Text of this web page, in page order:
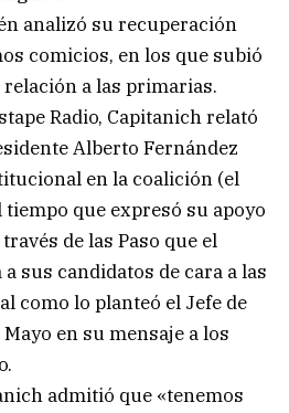
analizó su recuperación
comicios, en los que subió
a las primarias.
Radio, Capitanich relató
Alberto Fernández
en la coalición (el
tiempo que expresó su apoyo
de las Paso que el
sus candidatos de cara a las
como lo planteó el Jefe de
en su mensaje a los
admitió que «tenemos